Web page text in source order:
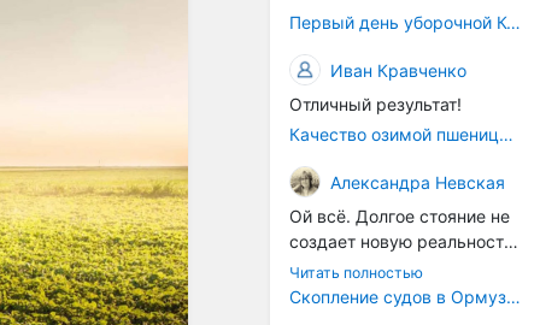
Первый день уборочной Компании 2026🫡Считаю открытым.
Иван Кравченко
Отличный результат!
Качество озимой пшеницы 2026 год
Александра Невская
Ой всё. Долгое стояние не
создает новую реальность.
Морские организмы всегда
накапливаются на судах.
Читать полностью
Скопление судов в Ормузском проливе грозит катастрофическим распространением инвазивных видов